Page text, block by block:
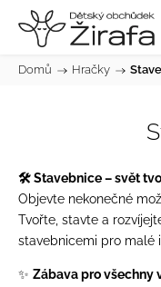
Domů / Hračky /
🛠️ Stavebnice – svět
Objevte nekonečné
Tvořte, stavte a
stavebnicemi pro malé
✨ Zábava pro všechny